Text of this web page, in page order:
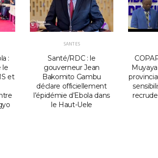
:
le
et
SANTES
Santé/RDC : le
gouverneur Jean
Bakomito Gambu
déclare officiellement
l’épidémie d’Ebola dans
le Haut-Uele